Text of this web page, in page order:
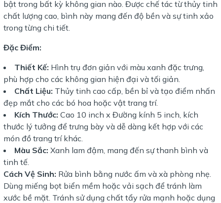
bật trong bất kỳ không gian nào. Được chế tác từ thủy tinh
chất lượng cao, bình này mang đến độ bền và sự tinh xảo
trong từng chi tiết.
Đặc Điểm:
Thiết Kế: Hình trụ đơn giản với màu xanh đặc trưng,
phù hợp cho các không gian hiện đại và tối giản.
Chất Liệu: Thủy tinh cao cấp, bền bỉ và tạo điểm nhấn
đẹp mắt cho các bó hoa hoặc vật trang trí.
Kích Thước: Cao 10 inch x Đường kính 5 inch, kích
thước lý tưởng để trưng bày và dễ dàng kết hợp với các
món đồ trang trí khác.
Màu Sắc: Xanh lam đậm, mang đến sự thanh bình và
tinh tế.
Cách Vệ Sinh: Rửa bình bằng nước ấm và xà phòng nhẹ.
Dùng miếng bọt biển mềm hoặc vải sạch để tránh làm
xước bề mặt. Tránh sử dụng chất tẩy rửa mạnh hoặc dụng